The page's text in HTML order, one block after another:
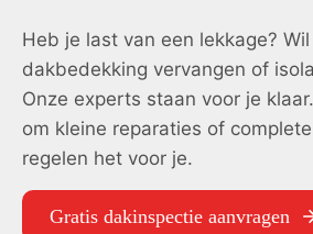
Heb je last van een lekkage?
dakbedekking vervangen of
Onze experts staan voor je
om kleine reparaties of
regelen het voor je.
Gratis dakinspectie aanvragen